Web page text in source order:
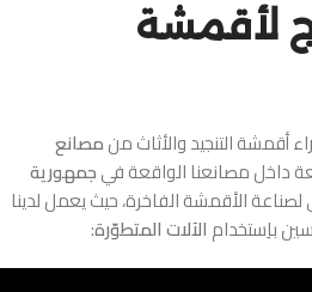
لأقمشة
أقمشة التنجيد والأثاث منمصانع
داخل مصانعنا الواقعة فيجمهورية
لصناعة الأقمشة الفاخرة، حيث يعمل لدينا
باِستخدام الآلات المتطوّرة: